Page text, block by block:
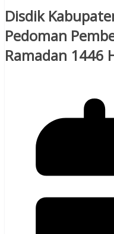
Disdik
Pedoman
Ramadan 1446